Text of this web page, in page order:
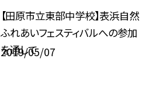
【田原市立東部中学校】表浜自然
ふれあいフェスティバルへの参加
を通して
2019/05/07